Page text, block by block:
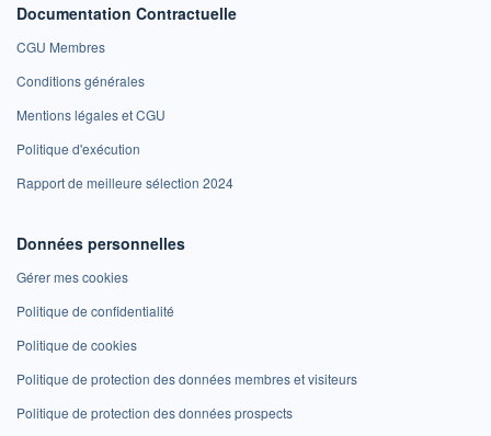
Documentation Contractuelle
CGU Membres
Conditions générales
Mentions légales et CGU
Politique d'exécution
Rapport de meilleure sélection 2024
Données personnelles
Gérer mes cookies
Politique de confidentialité
Politique de cookies
Politique de protection des données membres et visiteurs
Politique de protection des données prospects